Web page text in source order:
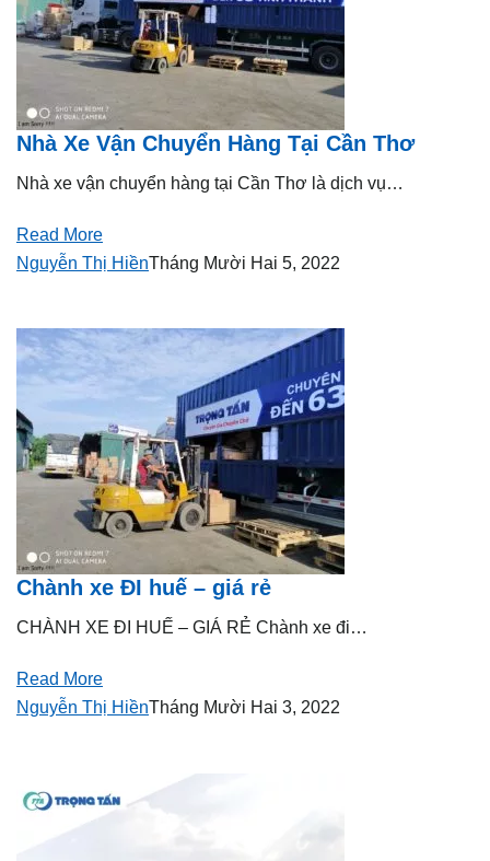
Nhà Xe Vận Chuyển Hàng Tại Cần Thơ
Nhà xe vận chuyển hàng tại Cần Thơ là dịch vụ…
Read More
Nguyễn Thị HiềnTháng Mười Hai 5, 2022
Chành xe ĐI huế – giá rẻ
CHÀNH XE ĐI HUẾ – GIÁ RẺ Chành xe đi…
Read More
Nguyễn Thị HiềnTháng Mười Hai 3, 2022